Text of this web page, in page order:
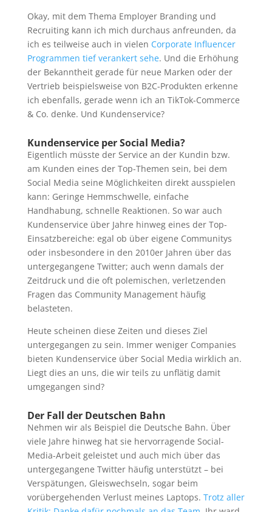
Okay, mit dem Thema Employer Branding und
Recruiting kann ich mich durchaus anfreunden, da
ich es teilweise auch in vielen Corporate Influencer
Programmen tief verankert sehe. Und die Erhöhung
der Bekanntheit gerade für neue Marken oder der
Vertrieb beispielsweise von B2C-Produkten erkenne
ich ebenfalls, gerade wenn ich an TikTok-Commerce
& Co. denke. Und Kundenservice?
Kundenservice per Social Media?
Eigentlich müsste der Service an der Kundin bzw.
am Kunden eines der Top-Themen sein, bei dem
Social Media seine Möglichkeiten direkt ausspielen
kann: Geringe Hemmschwelle, einfache
Handhabung, schnelle Reaktionen. So war auch
Kundenservice über Jahre hinweg eines der Top-
Einsatzbereiche: egal ob über eigene Communitys
oder insbesondere in den 2010er Jahren über das
untergegangene Twitter; auch wenn damals der
Zeitdruck und die oft polemischen, verletzenden
Fragen das Community Management häufig
belasteten.
Heute scheinen diese Zeiten und dieses Ziel
untergegangen zu sein. Immer weniger Companies
bieten Kundenservice über Social Media wirklich an.
Liegt dies an uns, die wir teils zu unflätig damit
umgegangen sind?
Der Fall der Deutschen Bahn
Nehmen wir als Beispiel die Deutsche Bahn. Über
viele Jahre hinweg hat sie hervorragende Social-
Media-Arbeit geleistet und auch mich über das
untergegangene Twitter häufig unterstützt – bei
Verspätungen, Gleiswechseln, sogar beim
vorübergehenden Verlust meines Laptops. Trotz aller